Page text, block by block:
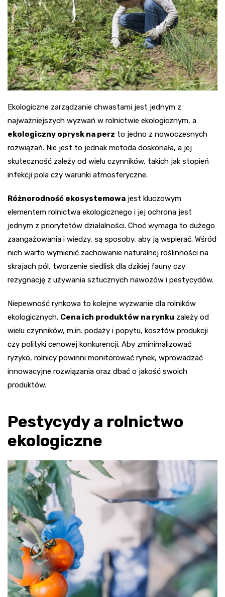
Ekologiczne zarządzanie chwastami jest jednym z
najważniejszych wyzwań w rolnictwie ekologicznym, a
ekologiczny oprysk na perz to jedno z nowoczesnych
rozwiązań. Nie jest to jednak metoda doskonała, a jej
skuteczność zależy od wielu czynników, takich jak stopień
infekcji pola czy warunki atmosferyczne.
Różnorodność ekosystemowa jest kluczowym
elementem rolnictwa ekologicznego i jej ochrona jest
jednym z priorytetów działalności. Choć wymaga to dużego
zaangażowania i wiedzy, są sposoby, aby ją wspierać. Wśród
nich warto wymienić zachowanie naturalnej roślinności na
skrajach pól, tworzenie siedlisk dla dzikiej fauny czy
rezygnację z używania sztucznych nawozów i pestycydów.
Niepewność rynkowa to kolejne wyzwanie dla rolników
ekologicznych. Cena ich produktów na rynku zależy od
wielu czynników, m.in. podaży i popytu, kosztów produkcji
czy polityki cenowej konkurencji. Aby zminimalizować
ryzyko, rolnicy powinni monitorować rynek, wprowadzać
innowacyjne rozwiązania oraz dbać o jakość swoich
produktów.
Pestycydy a rolnictwo
ekologiczne